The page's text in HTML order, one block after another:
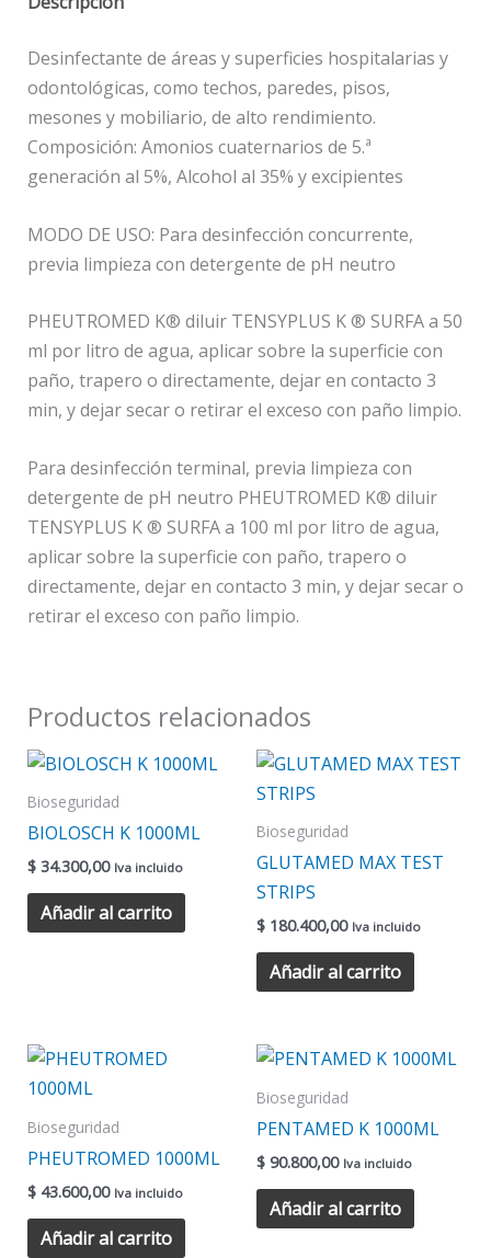
Desinfectante de áreas y superficies hospitalarias y
odontológicas, como techos, paredes, pisos,
mesones y mobiliario, de alto rendimiento.
Composición: Amonios cuaternarios de 5.ª
generación al 5%, Alcohol al 35% y excipientes
MODO DE USO: Para desinfección concurrente,
previa limpieza con detergente de pH neutro
PHEUTROMED K® diluir TENSYPLUS K ® SURFA a 50
ml por litro de agua, aplicar sobre la superficie con
paño, trapero o directamente, dejar en contacto 3
min, y dejar secar o retirar el exceso con paño limpio.
Para desinfección terminal, previa limpieza con
detergente de pH neutro PHEUTROMED K® diluir
TENSYPLUS K ® SURFA a 100 ml por litro de agua,
aplicar sobre la superficie con paño, trapero o
directamente, dejar en contacto 3 min, y dejar secar o
retirar el exceso con paño limpio.
Productos relacionados
Bioseguridad
BIOLOSCH K 1000ML
$34.300,00 Iva incluido
Añadir al carrito
Bioseguridad
GLUTAMED MAX TEST
STRIPS
$ 180.400,00 Iva incluido
Añadir al carrito
Bioseguridad
PHEUTROMED 1000ML
$43.600,00 Iva incluido
Añadir al carrito
Bioseguridad
PENTAMED K 1000ML
$ 90.800,00 Iva incluido
Añadir al carrito